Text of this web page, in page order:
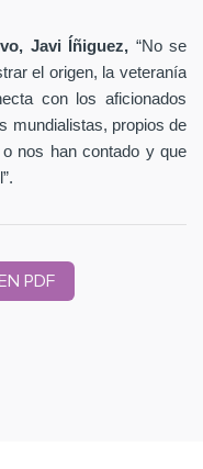
Javi Íñiguez, “No se
el origen, la veteranía
con los aficionados
mundialistas, propios de
nos han contado y que
PDF